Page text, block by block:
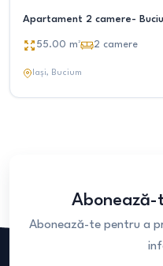
Apartament 2 camere-
55.00 m² 2 camere
Iași, Bucium
Abonează-te pentru a